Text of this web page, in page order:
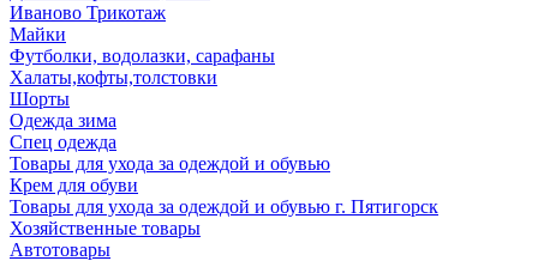
Иваново Трикотаж
Майки
Футболки, водолазки, сарафаны
Халаты,кофты,толстовки
Шорты
Одежда зима
Спец одежда
Товары для ухода за одеждой и обувью
Крем для обуви
Товары для ухода за одеждой и обувью г. Пятигорск
Хозяйственные товары
Автотовары